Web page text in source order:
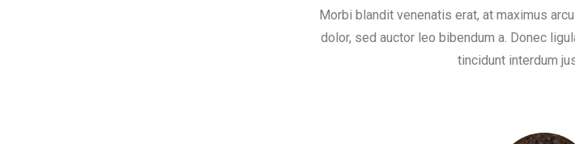
Morbi blandit venenatis erat, at maximus
dolor, sed auctor leo bibendum a. Donec
tincidunt interdum